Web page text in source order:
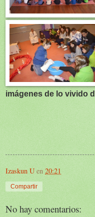
imágenes de lo vivido
Izaskun U en 20:21
Compartir
No hay comentarios: